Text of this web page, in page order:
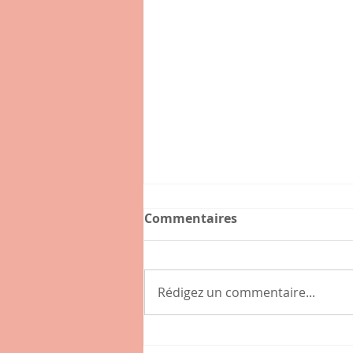
Commentaires
Rédigez un commentaire...